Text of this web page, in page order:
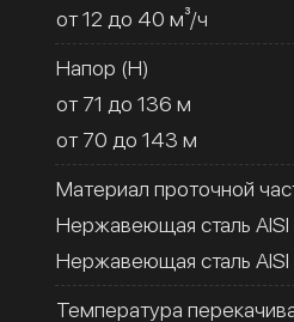
от 12 до 40 м³/ч
Напор (H)
от 71 до 136 м
от 70 до 143 м
Материал проточной
Нержавеющая сталь
Нержавеющая сталь
Температура